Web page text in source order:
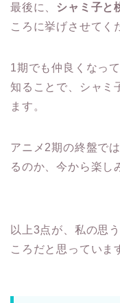
最後に、 シャミ子と
ころに挙げさせてく
1期でも仲良くなっ
知ることで、シャミ
ます。
アニメ2期の終盤で
るのか、今から楽し
以上3点が、私の思う
ころだと思ってい